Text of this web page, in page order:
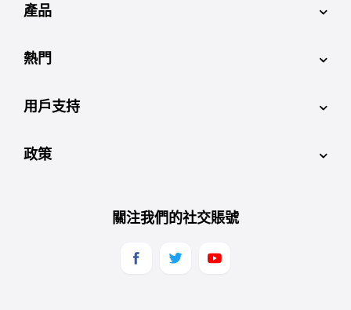
產品
熱門
用戶支持
政策
關注我們的社交賬號